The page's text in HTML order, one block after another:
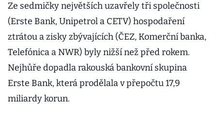
Ze sedmičky největších uzavřely tři společnosti
(Erste Bank, Unipetrol a CETV) hospodaření
ztrátou a zisky zbývajících (ČEZ, Komerční banka,
Telefónica a NWR) byly nižší než před rokem.
Nejhůře dopadla rakouská bankovní skupina
Erste Bank, která prodělala v přepočtu 17,9
miliardy korun.